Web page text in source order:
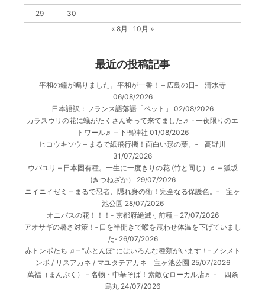
29
30
« 8月
10月 »
最近の投稿記事
平和の鐘が鳴りました。平和が一番！ – 広島の日‐ 清水寺
06/08/2026
日本語訳：フランス語落語「ペット」
02/08/2026
カラスウリの花に蟻がたくさん寄って来てました♬ ‐ 一夜限りのエ
トワール♬ – 下鴨神社 01/08/2026
ヒコウキソウ – まるで紙飛行機！面白い形の葉。‐ 高野川
31/07/2026
ウバユリ – 日本固有種。一生に一度きりの花 (竹と同じ）♬ – 狐坂
(きつねざか）
29/07/2026
ニイニイゼミ – まるで忍者、隠れ身の術！完全なる保護色。‐ 宝ヶ
池公園 28/07/2026
オニバスの花！！！- 京都府絶滅寸前種 – 27/07/2026
アオサギの暑さ対策！‐ 口を半開きで喉を震わせ体温を下げていまし
た‐ 26/07/2026
赤トンボたち ♫ – “赤とんぼ”にはいろんな種類がいます！‐ ノシメト
ンボ / リスアカネ / マユタテアカネ 宝ヶ池公園 25/07/2026
萬福（まんぷく） – 名物・中華そば！素敵なローカル店♬ - 四条
烏丸 24/07/2026